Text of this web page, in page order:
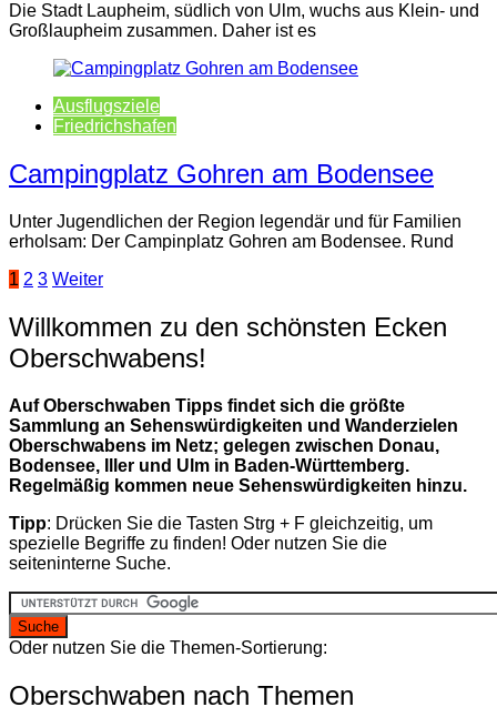
Die Stadt Laupheim, südlich von Ulm, wuchs aus Klein- und
Großlaupheim zusammen. Daher ist es
Ausflugsziele
Friedrichshafen
Campingplatz Gohren am Bodensee
Unter Jugendlichen der Region legendär und für Familien
erholsam: Der Campinplatz Gohren am Bodensee. Rund
Seitennummerierung
der
Beiträge
1 2 3 Weiter
Willkommen zu den schönsten Ecken
Oberschwabens!
Auf Oberschwaben Tipps findet sich die größte
Sammlung an Sehenswürdigkeiten und Wanderzielen
Oberschwabens im Netz; gelegen zwischen Donau,
Bodensee, Iller und Ulm in Baden-Württemberg.
Regelmäßig kommen neue Sehenswürdigkeiten hinzu.
Tipp: Drücken Sie die Tasten Strg + F gleichzeitig, um
spezielle Begriffe zu finden! Oder nutzen Sie die
seiteninterne Suche.
Oder nutzen Sie die Themen-Sortierung:
Oberschwaben nach Themen